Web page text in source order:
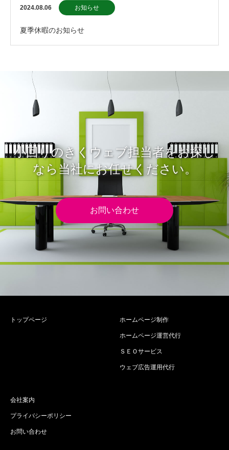
2024.08.06 お知らせ
夏季休暇のお知らせ
小回りのきくウェブ担当者をお探し
なら当社にお任せください。
お問い合わせ
トップページ ホームページ制作
ホームページ運営代行
ＳＥＯサービス
ウェブ広告運用代行
会社案内
プライバシーポリシー
お問い合わせ